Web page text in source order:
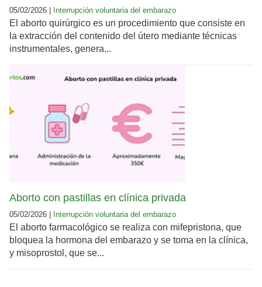
05/02/2026 | Interrupción voluntaria del embarazo
El aborto quirúrgico es un procedimiento que consiste en
la extracción del contenido del útero mediante técnicas
instrumentales, genera...
Aborto con pastillas en clínica privada
05/02/2026 | Interrupción voluntaria del embarazo
El aborto farmacológico se realiza con mifepristona, que
bloquea la hormona del embarazo y se toma en la clínica,
y misoprostol, que se...